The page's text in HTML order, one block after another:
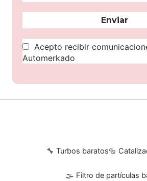
Acepto recibir
Automerkado
🔧 Turbos baratos🔩
🌫 Filtro de partículas